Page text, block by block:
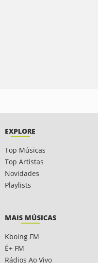
EXPLORE
Top Músicas
Top Artistas
Novidades
Playlists
MAIS MÚSICAS
Kboing FM
É+ FM
Rádios Ao Vivo